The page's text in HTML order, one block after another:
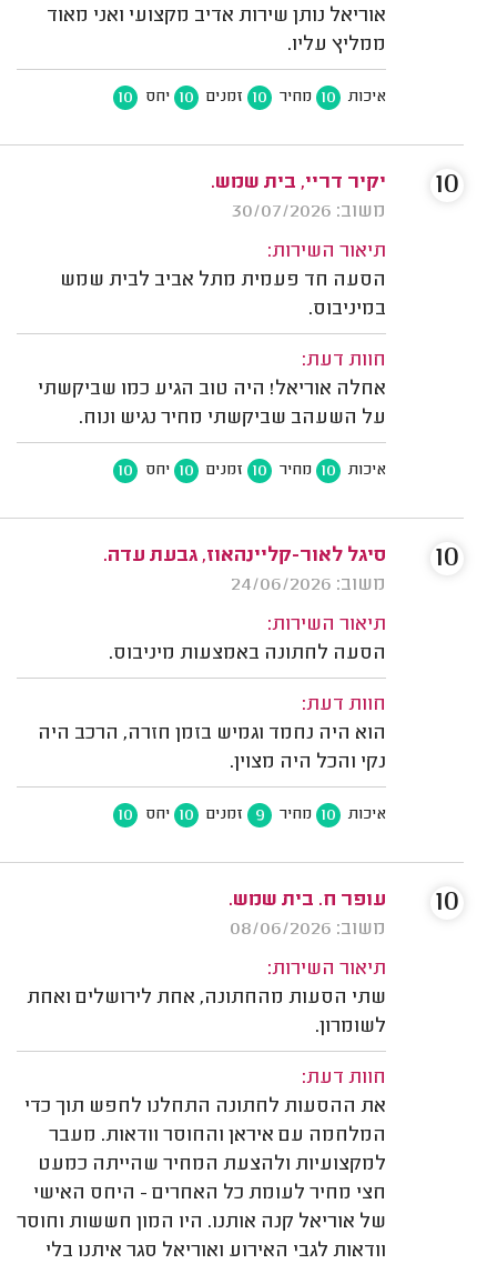
אוריאל נותן שירות אדיב מקצועי ואני מאוד
ממליץ עליו.
איכות 10 מחיר 10 זמנים 10 יחס 10
יקיר דריי, בית שמש.
משוב: 30/07/2026
תיאור השירות:
הסעה חד פעמית מתל אביב לבית שמש
במיניבוס.
חוות דעת:
אחלה אוריאל! היה טוב הגיע כמו שביקשתי
על השעהב שביקשתי מחיר נגיש ונוח.
איכות 10 מחיר 10 זמנים 10 יחס 10
10
סיגל לאור-קליינהאוז, גבעת עדה.
משוב: 24/06/2026
תיאור השירות:
הסעה לחתונה באמצעות מיניבוס.
חוות דעת:
הוא היה נחמד וגמיש בזמן חזרה, הרכב היה
נקי והכל היה מצוין.
איכות 10 מחיר 9 זמנים 10 יחס 10
10
עופר ח. בית שמש.
משוב: 08/06/2026
תיאור השירות:
שתי הסעות מהחתונה, אחת לירושלים ואחת
לשומרון.
חוות דעת:
את ההסעות לחתונה התחלנו לחפש תוך כדי
המלחמה עם איראן והחוסר וודאות. מעבר
למקצועיות ולהצעת המחיר שהייתה כמעט
חצי מחיר לעומת כל האחרים - היחס האישי
של אוריאל קנה אותנו. היו המון חששות וחוסר
וודאות לגבי האירוע ואוריאל סגר איתנו בלי
10